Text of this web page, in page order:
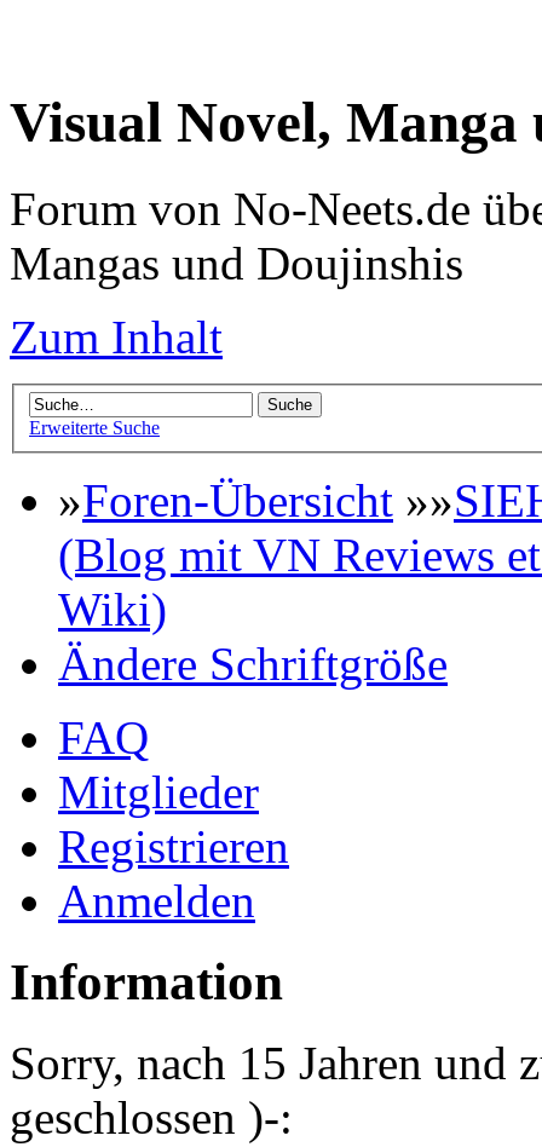
Visual Novel,
Forum von No-Neets.de
Mangas und Doujinshis
Zum Inhalt
Erweiterte Suche
»Foren-Übersicht »»
(Blog mit VN Reviews
Wiki)
Ändere Schriftgröße
FAQ
Mitglieder
Registrieren
Anmelden
Information
Sorry, nach 15 Jahren und
geschlossen )-: